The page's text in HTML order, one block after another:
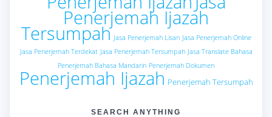
Penerjemah Ijazah
Tersumpah Jasa Penerjemah Lisan Jasa Penerjemah Online
Jasa Penerjemah Terdekat Jasa Penerjemah Tersumpah Jasa Translate Bahasa
Penerjemah Bahasa Mandarin Penerjemah Dokumen
Penerjemah Ijazah Penerjemah Tersumpah
SEARCH ANYTHING